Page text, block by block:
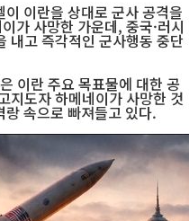
이란을 상대로 군사 공격을
가 사망한 가운데, 중국·러시
내고 즉각적인 군사행동 중단
이란 주요 목표물에 대한 공
지도자 하메네이가 사망한 것
속으로 빠져들고 있다.